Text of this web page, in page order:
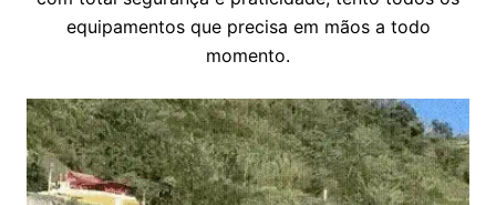
equipamentos que precisa em mãos a todo
momento.